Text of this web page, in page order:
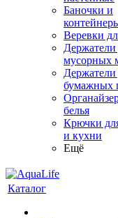
Баночки и
Веревки
Держатели
мусорных
Держатели
бумажных
белья
Крючки
и кухни
Ещё
Каталог